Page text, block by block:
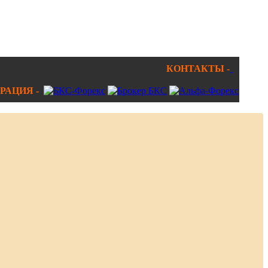
КОНТАКТЫ -
-